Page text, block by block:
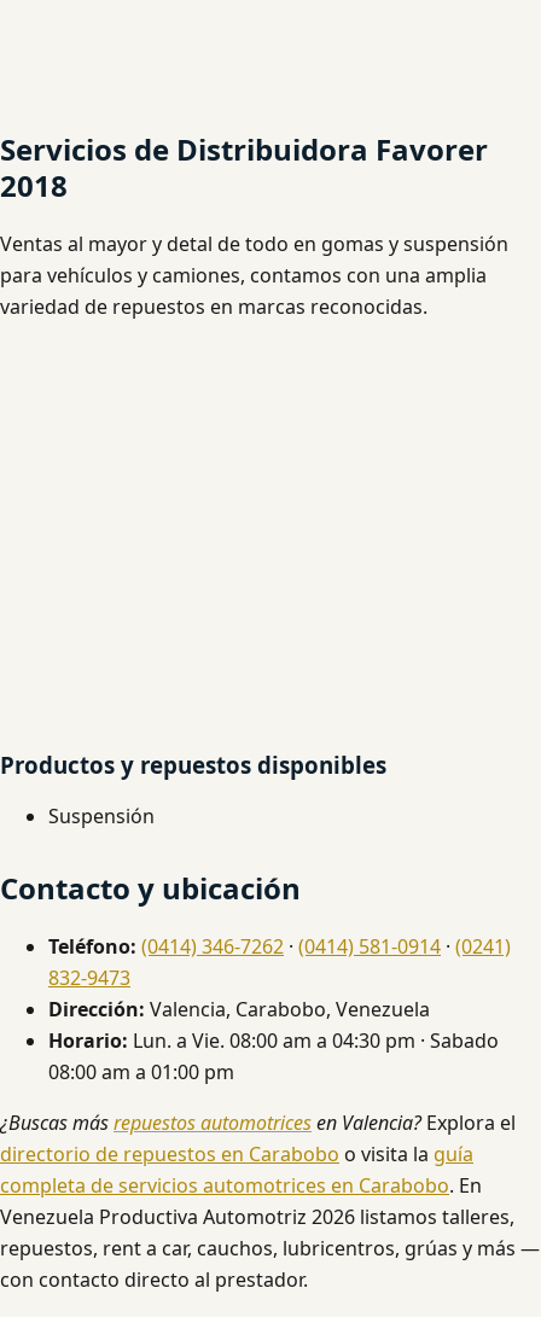
Servicios de Distribuidora Favorer
2018
Ventas al mayor y detal de todo en gomas y suspensión
para vehículos y camiones, contamos con una amplia
variedad de repuestos en marcas reconocidas.
Productos y repuestos disponibles
Suspensión
Contacto y ubicación
Teléfono: (0414) 346-7262 · (0414) 581-0914 · (0241)
832-9473
Dirección: Valencia, Carabobo, Venezuela
Horario: Lun. a Vie. 08:00 am a 04:30 pm · Sabado
08:00 am a 01:00 pm
¿Buscas másrepuestos automotricesen Valencia?Explora el
directorio de repuestos en Carabobo o visita la guía
completa de servicios automotrices en Carabobo. En
Venezuela Productiva Automotriz 2026 listamos talleres,
repuestos, rent a car, cauchos, lubricentros, grúas y más —
con contacto directo al prestador.